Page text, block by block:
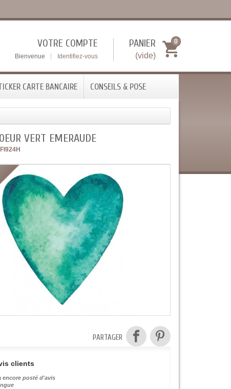
PANIER
(vide)
0
VOTRE COMPTE
Bienvenue Identifiez-vous
CARTE BANCAIRE CONSEILS & POSE
VERT EMERAUDE
PARTAGER
clients
encore posté d'avis